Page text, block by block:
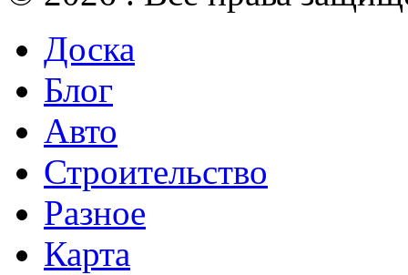
Доска
Блог
Авто
Строительство
Разное
Карта